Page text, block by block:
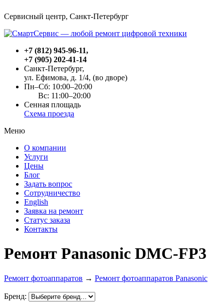
Сервисный центр, Cанкт-Петербург
+7 (812) 945-96-11,
+7 (905) 202-41-14
Санкт-Петербург,
ул. Ефимова, д. 1/4, (во дворе)
Пн–Сб: 10:00–20:00
Вс: 11:00–20:00
Сенная площадь
Схема проезда
Меню
О компании
Услуги
Цены
Блог
Задать вопрос
Сотрудничество
English
Заявка на ремонт
Статус заказа
Контакты
Ремонт Panasonic DMC-FP3
Ремонт фотоаппаратов → Ремонт фотоаппаратов Panasonic
Бренд: